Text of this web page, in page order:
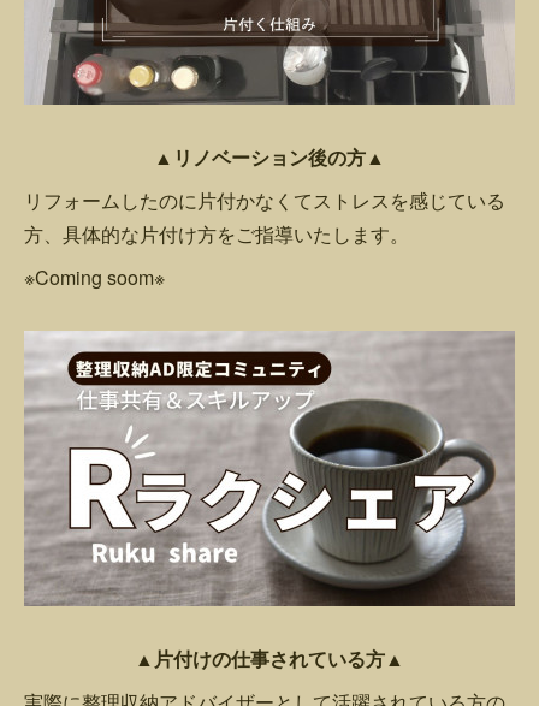
▲リノベーション後の方▲
リフォームしたのに片付かなくてストレスを感じている
方、具体的な片付け方をご指導いたします。
※Coming soom※
▲片付けの仕事されている方▲